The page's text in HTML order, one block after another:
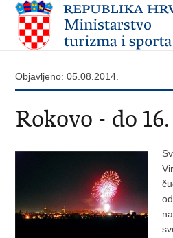
Objavljeno: 05.08.2014.
Rokovo - do